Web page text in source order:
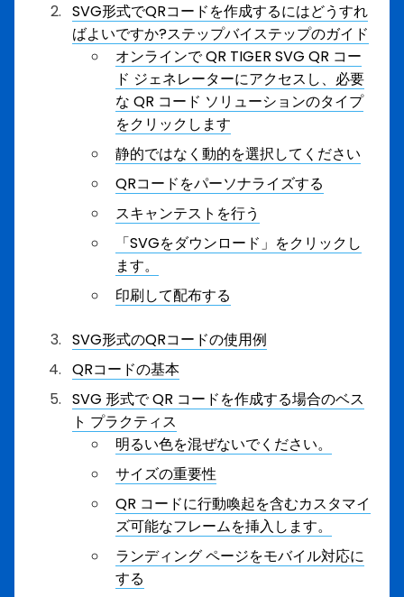
SVG形式でQRコードを作成するにはどうすれ
ばよいですか?ステップバイステップのガイド
オンラインで QR TIGER SVG QR コー
ド ジェネレーターにアクセスし、必要
な QR コード ソリューションのタイプ
をクリックします
静的ではなく動的を選択してください
QRコードをパーソナライズする
スキャンテストを行う
「SVGをダウンロード」をクリックし
ます。
印刷して配布する
SVG形式のQRコードの使用例
QRコードの基本
SVG 形式で QR コードを作成する場合のベス
ト プラクティス
明るい色を混ぜないでください。
サイズの重要性
QR コードに行動喚起を含むカスタマイ
ズ可能なフレームを挿入します。
ランディング ページをモバイル対応に
する